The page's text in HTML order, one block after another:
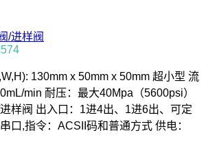
/进样阀
130mm x 50mm x 50mm 超小型 流
min 耐压：最大40Mpa（5600psi）
样阀 出入口：1进4出、1进6出、可定
口,指令：ACSII码和普通方式 供电：